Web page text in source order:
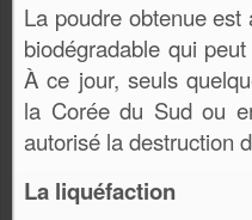
La poudre obtenue
biodégradable qui
À ce jour, seuls
la Corée du Sud ou
autorisé la destruction
La liquéfaction